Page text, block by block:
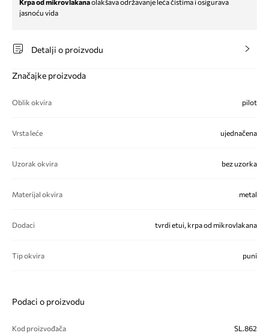
Krpa od mikrovlakanaolakšava održavanje leća čistima i osigurava
jasnoću vida
Detalji o proizvodu
Značajke proizvoda
Oblik okvira pilot
Vrsta leće ujednačena
Uzorak okvira bez uzorka
Materijal okvira metal
Dodaci tvrdi etui, krpa od mikrovlakana
Tip okvira puni
Podaci o proizvodu
Kod proizvođača SL.862